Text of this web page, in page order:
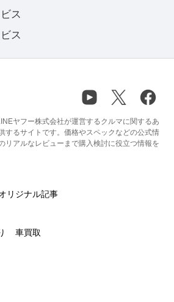
ス
ス
ヤフー株式会社が運営するクルマに関するあ
するサイトです。価格やスペックなどの公式情
リアルなレビューまで購入検討に役立つ情報を
リジナル記事
車買取